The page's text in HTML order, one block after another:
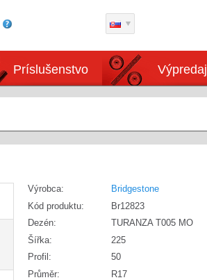
Príslušenstvo Výpredaj
Výrobca:
Bridgestone
Kód produktu:
Br12823
Dezén:
TURANZA T005 MO
Šířka:
225
Profil:
50
Průměr:
R17